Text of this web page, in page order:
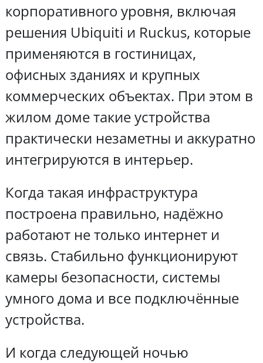
корпоративного уровня, включая
решения Ubiquiti и Ruckus, которые
применяются в гостиницах,
офисных зданиях и крупных
коммерческих объектах. При этом в
жилом доме такие устройства
практически незаметны и аккуратно
интегрируются в интерьер.
Когда такая инфраструктура
построена правильно, надёжно
работают не только интернет и
связь. Стабильно функционируют
камеры безопасности, системы
умного дома и все подключённые
устройства.
И когда следующей ночью